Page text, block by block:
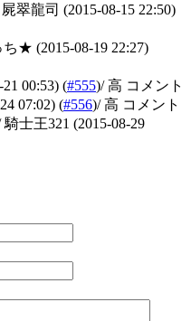
翠龍司 (2015-08-15 22:50)
ち★ (2015-08-19 22:27)
00:53) (#555)/ 高 コメント
07:02) (#556)/ 高 コメント
騎士王321 (2015-08-29